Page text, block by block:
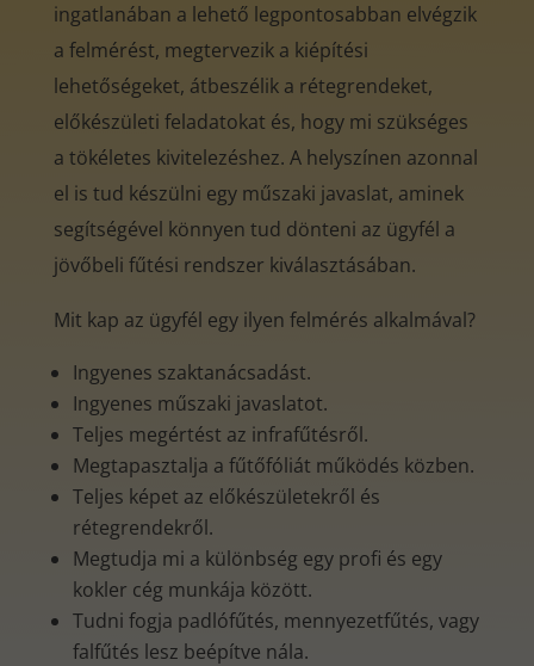
ingatlanában a lehető legpontosabban elvégzik
a felmérést, megtervezik a kiépítési
lehetőségeket, átbeszélik a rétegrendeket,
előkészületi feladatokat és, hogy mi szükséges
a tökéletes kivitelezéshez. A helyszínen azonnal
el is tud készülni egy műszaki javaslat, aminek
segítségével könnyen tud dönteni az ügyfél a
jövőbeli fűtési rendszer kiválasztásában.
Mit kap az ügyfél egy ilyen felmérés alkalmával?
Ingyenes szaktanácsadást.
Ingyenes műszaki javaslatot.
Teljes megértést az infrafűtésről.
Megtapasztalja a fűtőfóliát működés közben.
Teljes képet az előkészületekről és
rétegrendekről.
Megtudja mi a különbség egy profi és egy
kokler cég munkája között.
Tudni fogja padlófűtés, mennyezetfűtés, vagy
falfűtés lesz beépítve nála.